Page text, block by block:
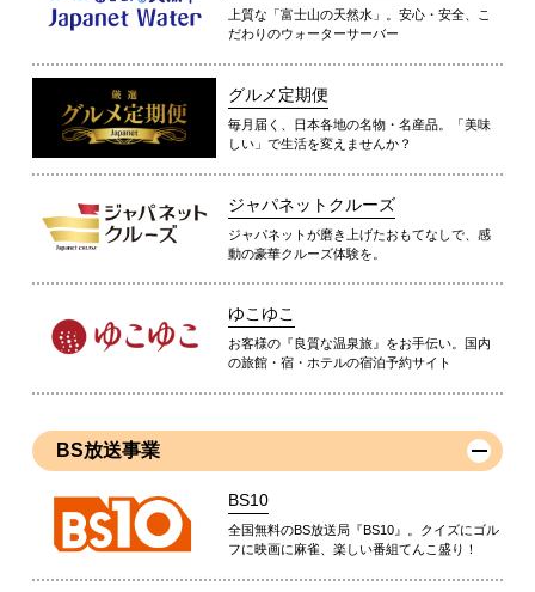
上質な「富士山の天然水」。安心・安全、こ
だわりのウォーターサーバー
グルメ定期便
毎月届く、日本各地の名物・名産品。「美味
しい」で生活を変えませんか？
ジャパネットクルーズ
ジャパネットが磨き上げたおもてなしで、感
動の豪華クルーズ体験を。
ゆこゆこ
お客様の『良質な温泉旅』をお手伝い。国内
の旅館・宿・ホテルの宿泊予約サイト
BS放送事業
BS10
全国無料のBS放送局『BS10』。クイズにゴル
フに映画に麻雀、楽しい番組てんこ盛り！